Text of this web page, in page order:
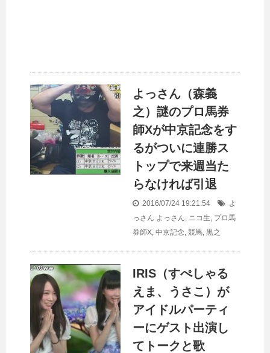
よっさん（森義
之）謎のプロ馬券
師Xが中京記念をす
るがついに連勝ス
トップで来週当た
らなければ引退
2016/07/24 19:21:54
よ
っさん よっさん, ニコ生, プロ馬
券師X, 中京記念, 競馬, 黒之
IRIS（すぺしゃる
えま、うさこ）が
アイドルパーティ
ーにゲスト出演し
てトークと歌